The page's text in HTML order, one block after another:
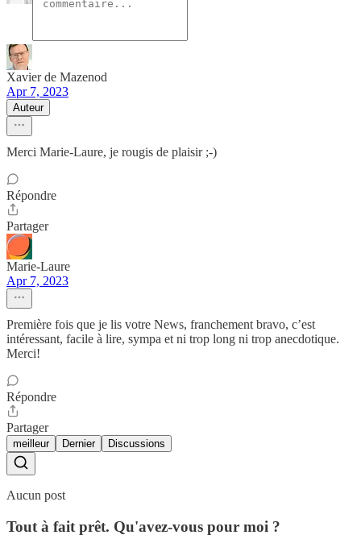
Xavier de Mazenod
Apr 7, 2023
Auteur
Merci Marie-Laure, je rougis de plaisir ;-)
Répondre
Partager
Marie-Laure
Apr 7, 2023
Première fois que je lis votre News, franchement bravo, c’est
intéressant, facile à lire, sympa et ni trop long ni trop anecdotique.
Merci!
Répondre
Partager
meilleur Dernier Discussions
Aucun post
Tout à fait prêt. Qu'avez-vous pour moi ?